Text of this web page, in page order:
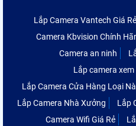
Lắp Camera Vantech Giá Rẻ
Camera Kbvision Chính
Camera an ninh
Lắp camera
Lắp Camera Cửa Hàng Loại
Lắp Camera Nhà Xưởng
Lắp
Camera Wifi Giá Rẻ